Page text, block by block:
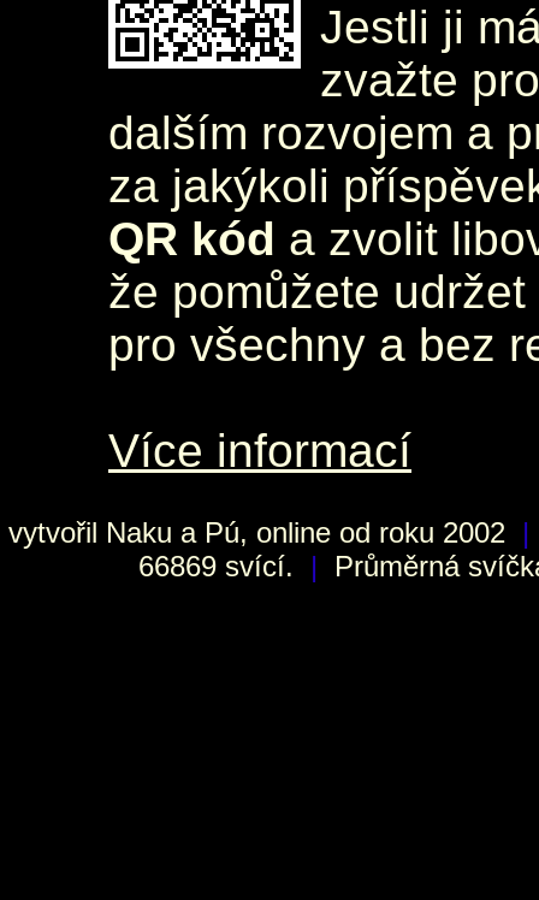
Jestli ji
zvažte
dalším rozvojem a
za jakýkoli
QR kód a zvolit
že pomůžete
pro všechny a bez
Více informací
vytvořil Naku a Pú, online od roku 2002 |
66869 svící.
| Průměrná